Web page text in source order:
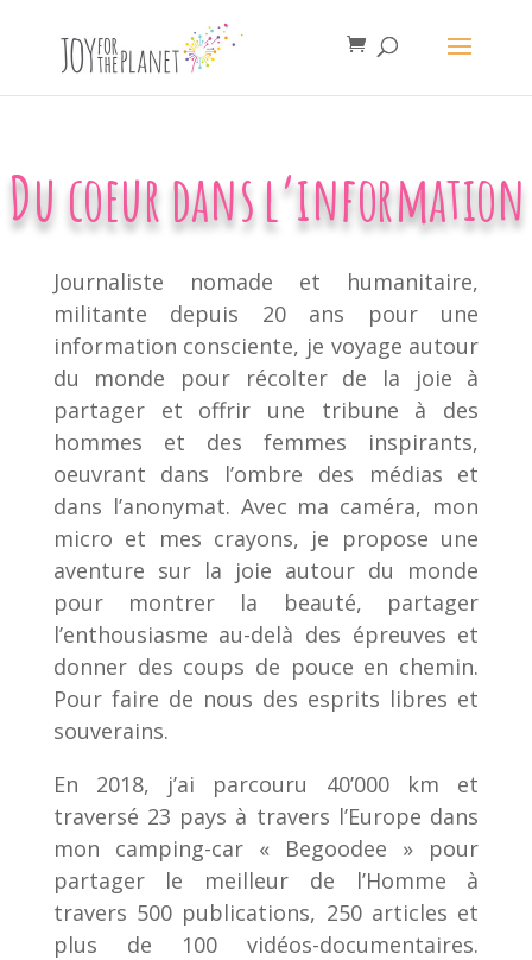
Du coeur dans l’information
Journaliste nomade et humanitaire,
militante depuis 20 ans pour une
information consciente, je voyage autour
du monde pour récolter de la joie à
partager et offrir une tribune à des
hommes et des femmes inspirants,
oeuvrant dans l’ombre des médias et
dans l’anonymat. Avec ma caméra, mon
micro et mes crayons, je propose une
aventure sur la joie autour du monde
pour montrer la beauté, partager
l’enthousiasme au-delà des épreuves et
donner des coups de pouce en chemin.
Pour faire de nous des esprits libres et
souverains.
En 2018, j’ai parcouru 40’000 km et
traversé 23 pays à travers l’Europe dans
mon camping-car « Begoodee » pour
partager le meilleur de l’Homme à
travers 500 publications, 250 articles et
plus de 100 vidéos-documentaires.